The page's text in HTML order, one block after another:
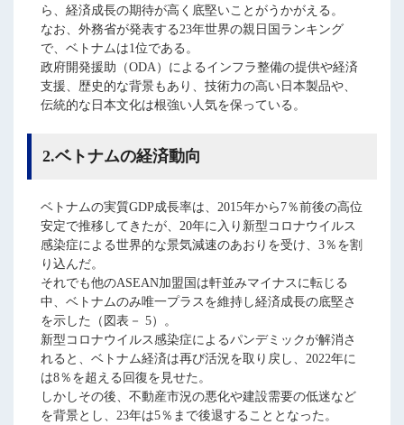
ら、経済成長の期待が高く底堅いことがうかがえる。
なお、外務省が発表する23年世界の親日国ランキング
で、ベトナムは1位である。
政府開発援助（ODA）によるインフラ整備の提供や経済
支援、歴史的な背景もあり、技術力の高い日本製品や、
伝統的な日本文化は根強い人気を保っている。
2.ベトナムの経済動向
ベトナムの実質GDP成長率は、2015年から7％前後の高位
安定で推移してきたが、20年に入り新型コロナウイルス
感染症による世界的な景気減速のあおりを受け、3％を割
り込んだ。
それでも他のASEAN加盟国は軒並みマイナスに転じる
中、ベトナムのみ唯一プラスを維持し経済成長の底堅さ
を示した（図表－ 5）。
新型コロナウイルス感染症によるパンデミックが解消さ
れると、ベトナム経済は再び活況を取り戻し、2022年に
は8％を超える回復を見せた。
しかしその後、不動産市況の悪化や建設需要の低迷など
を背景とし、23年は5％まで後退することとなった。